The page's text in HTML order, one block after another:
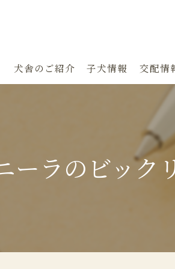
犬舎のご紹介 子犬情報 交配情
ーラのビック